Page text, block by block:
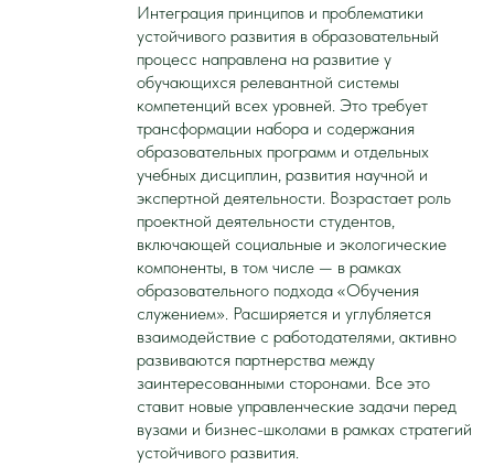
Интеграция принципов и проблематики
устойчивого развития в образовательный
процесс направлена на развитие у
обучающихся релевантной системы
компетенций всех уровней. Это требует
трансформации набора и содержания
образовательных программ и отдельных
учебных дисциплин, развития научной и
экспертной деятельности. Возрастает роль
проектной деятельности студентов,
включающей социальные и экологические
компоненты, в том числе — в рамках
образовательного подхода «Обучения
служением». Расширяется и углубляется
взаимодействие с работодателями, активно
развиваются партнерства между
заинтересованными сторонами. Все это
ставит новые управленческие задачи перед
вузами и бизнес-школами в рамках стратегий
устойчивого развития.